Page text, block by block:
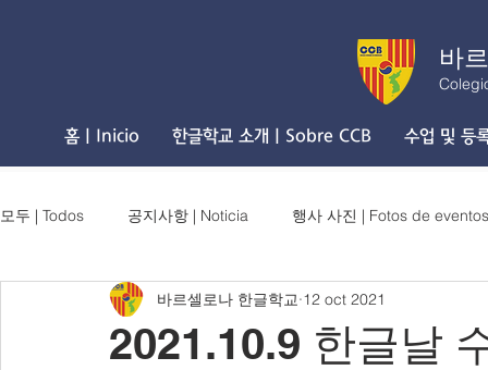
바
홈 | Inicio 한글학교 소개 | Sobre CCB 수업 및 등
모두 | Todos 공지사항 | Noticia 행사 사진 | Fotos de eventos
2021.10.9 한글날
바르셀로나 한글학교 12 oct 2021